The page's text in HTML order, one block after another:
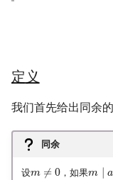
兴趣爱好
链接
广告
我用Mac
神游
摄影
2021
2020
2019
标准库
第三方库
应用案例（MISC）
bilibili_poster
高中数学讲义
mkdocs-ai-
泰勒展开
导数漫谈
双曲函数
旋转变换矩阵
完全剩余系
即约剩余系
剩余系的性质
Montmort问题
习题
定义
我们首先给出同余的
同余
设m ≠ 0 ，如果m ∣ a